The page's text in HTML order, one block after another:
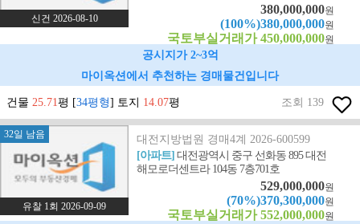
신건 2026-08-10
380,000,000원
(100%)380,000,000원
국토부실거래가 450,000,000원
공시지가 2~3억
마이옥션에서 추천하는 경매물건입니다
건물 25.71평 [34평형] 토지 14.07평 조회 139
32일 남음
유찰 1회 2026-09-09
대전지방법원 경매4계 2026-600599
[아파트]대전광역시 중구 선화동 895 대전
해모로더센트라 104동 7층701호
529,000,000원
(70%)370,300,000원
국토부실거래가 552,000,000원